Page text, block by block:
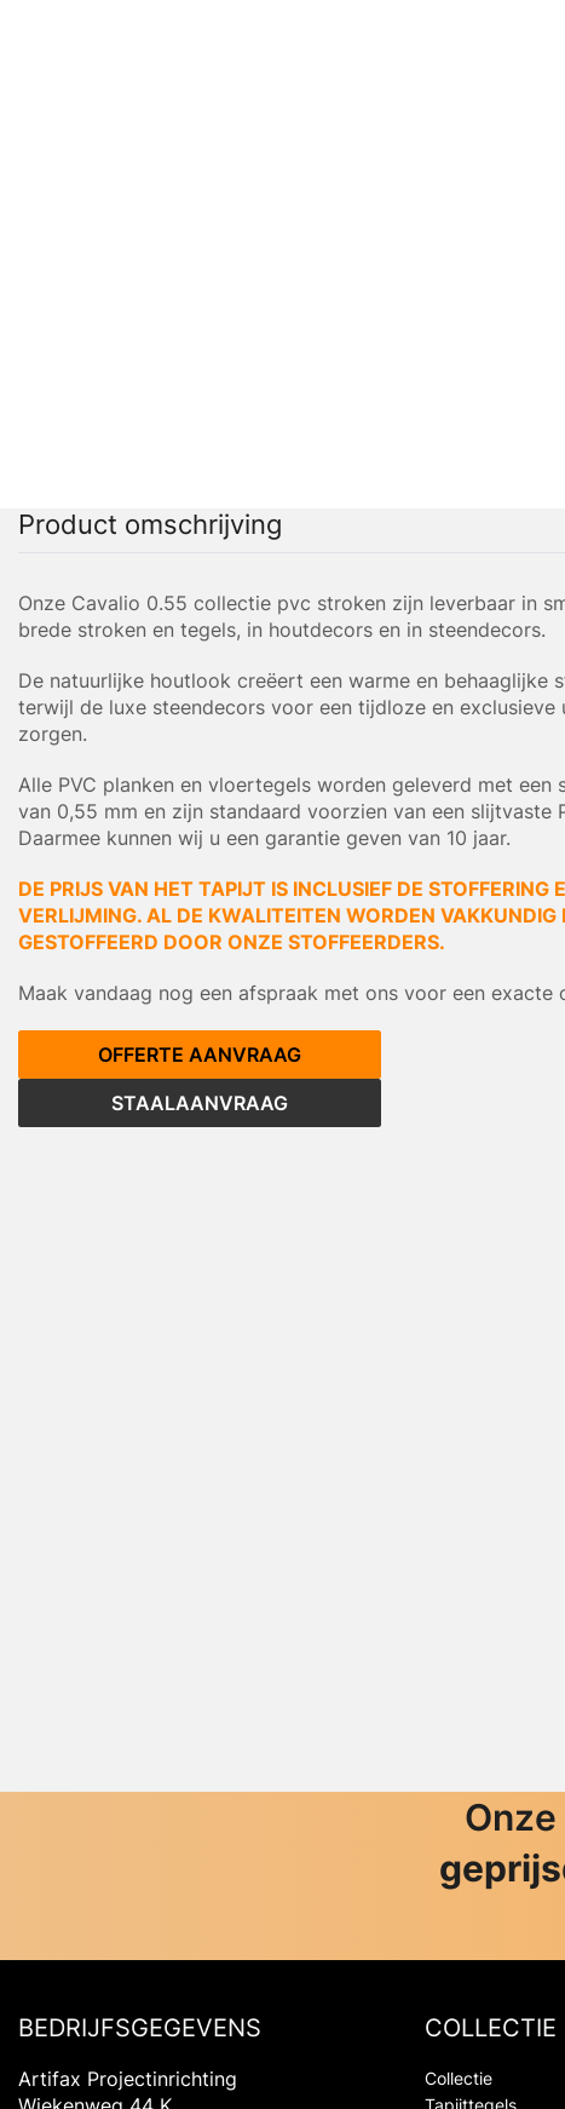
Product omschrijving
Onze Cavalio 0.55 collectie pvc stroken zijn leverbaar in
brede stroken en tegels, in houtdecors en in steendecors.
De natuurlijke houtlook creëert een warme en behaaglijke
terwijl de luxe steendecors voor een tijdloze en exclusieve
zorgen.
Alle PVC planken en vloertegels worden geleverd met een
van 0,55 mm en zijn standaard voorzien van een slijtvaste
Daarmee kunnen wij u een garantie geven van 10 jaar.
DE PRIJS VAN HET TAPIJT IS INCLUSIEF DE STOFFERING
VERLIJMING. AL DE KWALITEITEN WORDEN VAKKUNDIG
GESTOFFEERD DOOR ONZE STOFFEERDERS.
Maak vandaag nog een afspraak met ons voor een exacte
OFFERTE AANVRAAG
STAALAANVRAAG
BEDRIJFSGEGEVENS
Artifax Projectinrichting
COLLECTIE
Collectie
Tapijttegels